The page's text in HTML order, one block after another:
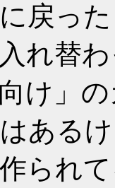
戻っ
れ替
け」
ある
られ